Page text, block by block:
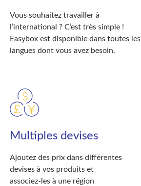
Vous souhaitez travailler à
l’international ? C’est très simple !
Easybox est disponible dans toutes les
langues dont vous avez besoin.
Multiples devises
Ajoutez des prix dans différentes
devises à vos produits et
associez-les à une région